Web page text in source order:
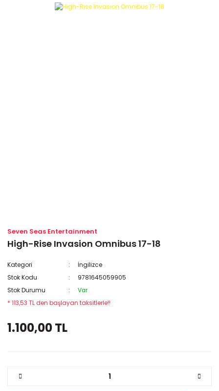
Seven Seas Entertainment
High-Rise Invasion Omnibus 17-18
Kategori
İngilizce
Stok Kodu
9781645059905
Stok Durumu
Var
* 113,53 TL den başlayan taksitlerle!!
1.100,00 TL